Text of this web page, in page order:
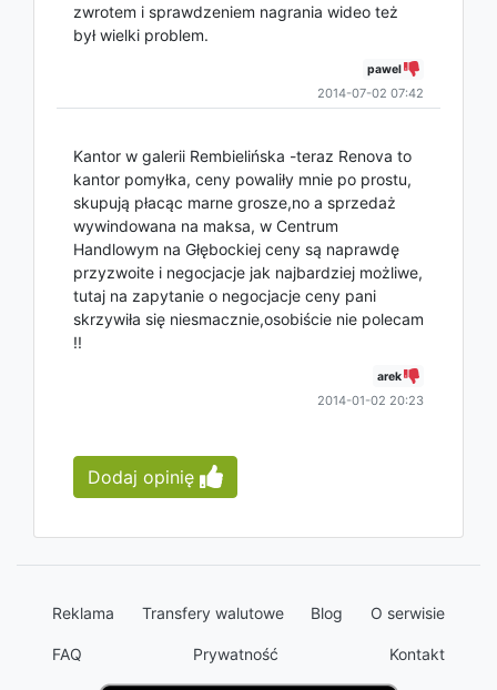
zwrotem i sprawdzeniem nagrania wideo też
był wielki problem.
pawel
2014-07-02 07:42
Kantor w galerii Rembielińska -teraz Renova to
kantor pomyłka, ceny powaliły mnie po prostu,
skupują płacąc marne grosze,no a sprzedaż
wywindowana na maksa, w Centrum
Handlowym na Głębockiej ceny są naprawdę
przyzwoite i negocjacje jak najbardziej możliwe,
tutaj na zapytanie o negocjacje ceny pani
skrzywiła się niesmacznie,osobiście nie polecam
!!
arek
2014-01-02 20:23
Dodaj opinię
Reklama Transfery walutowe Blog O serwisie
FAQ Prywatność Kontakt